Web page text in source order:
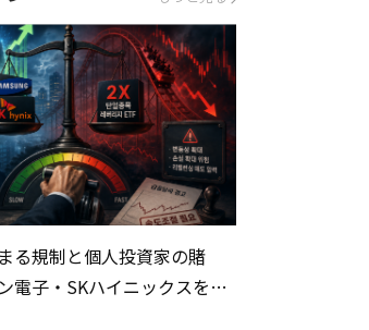
る規制と個人投資家の賭
電子・SKハイニックスを巡